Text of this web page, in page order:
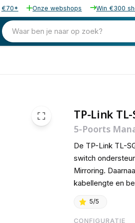
€70* Onze webshops Win €300
Waar ben je naar op zoek?
TP-Link TL-
5-Poorts
De TP-Link TL-
switch
Mirroring.
kabellengte en
5/5
CONFIGURATIE
34,30 excl. btw
41,50 incl. btw